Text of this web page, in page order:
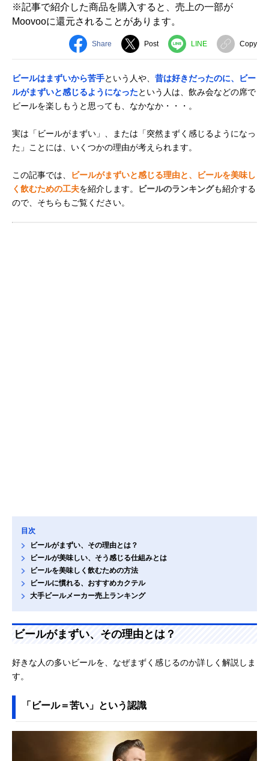
※記事で紹介した商品を購入すると、売上の一部が
Moovooに還元されることがあります。
Share Post LINE Copy
ビールはまずいから苦手という人や、 昔は好きだったのに、ビー
ルがまずいと感じるようになったという人は、飲み会などの席で
ビールを楽しもうと思っても、なかなか・・・。
実は「ビールがまずい」、または「突然まずく感じるようになっ
た」ことには、いくつかの理由が考えられます。
この記事では、
ビールがまずいと感じる理由と、ビールを美味し
く飲むための工夫を紹介します。 ビールのランキングも紹介する
ので、そちらもご覧ください。
目次
ビールがまずい、その理由とは？
ビールが美味しい、そう感じる仕組みとは
ビールを美味しく飲むための方法
ビールに慣れる、おすすめカクテル
大手ビールメーカー売上ランキング
ビールがまずい、その理由とは？
好きな人の多いビールを、なぜまずく感じるのか詳しく解説しま
す。
「ビール＝苦い」という認識